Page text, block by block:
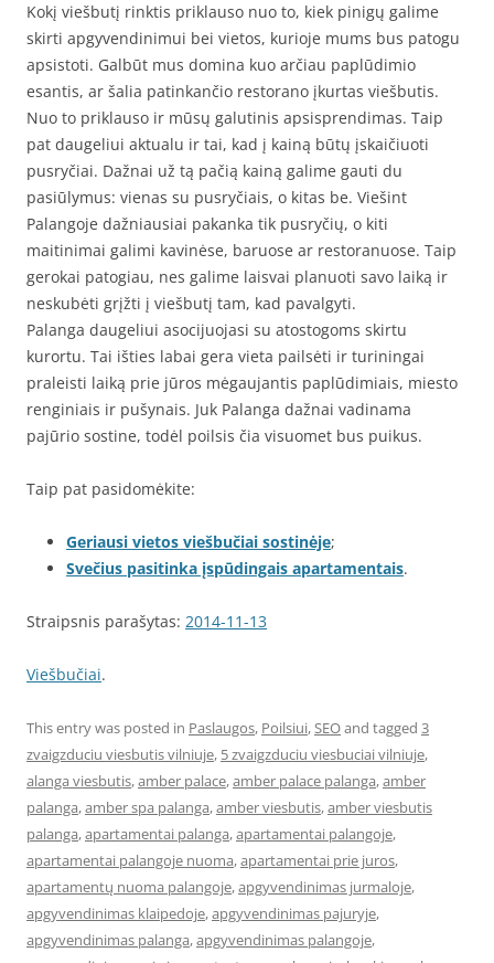
Kokį viešbutį rinktis priklauso nuo to, kiek pinigų galime
skirti apgyvendinimui bei vietos, kurioje mums bus patogu
apsistoti. Galbūt mus domina kuo arčiau paplūdimio
esantis, ar šalia patinkančio restorano įkurtas viešbutis.
Nuo to priklauso ir mūsų galutinis apsisprendimas. Taip
pat daugeliui aktualu ir tai, kad į kainą būtų įskaičiuoti
pusryčiai. Dažnai už tą pačią kainą galime gauti du
pasiūlymus: vienas su pusryčiais, o kitas be. Viešint
Palangoje dažniausiai pakanka tik pusryčių, o kiti
maitinimai galimi kavinėse, baruose ar restoranuose. Taip
gerokai patogiau, nes galime laisvai planuoti savo laiką ir
neskubėti grįžti į viešbutį tam, kad pavalgyti.
Palanga daugeliui asocijuojasi su atostogoms skirtu
kurortu. Tai išties labai gera vieta pailsėti ir turiningai
praleisti laiką prie jūros mėgaujantis paplūdimiais, miesto
renginiais ir pušynais. Juk Palanga dažnai vadinama
pajūrio sostine, todėl poilsis čia visuomet bus puikus.
Taip pat pasidomėkite:
Geriausi vietos viešbučiai sostinėje;
Svečius pasitinka įspūdingais apartamentais.
Straipsnis parašytas: 2014-11-13
Viešbučiai.
This entry was posted in Paslaugos, Poilsiui,SEOand tagged 3
zvaigzduciu viesbutis vilniuje, 5 zvaigzduciu viesbuciai vilniuje,
alanga viesbutis,amber palace,amber palace palanga,amber
palanga,amber spa palanga,amber viesbutis,amber viesbutis
palanga,apartamentai palanga,apartamentai palangoje,
apartamentai palangoje nuoma,apartamentai prie juros,
apartamentų nuoma palangoje,apgyvendinimas jurmaloje,
apgyvendinimas klaipedoje,apgyvendinimas pajuryje,
apgyvendinimas palanga,apgyvendinimas palangoje,